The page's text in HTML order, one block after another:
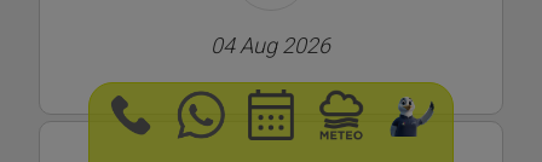
04 Aug 2026